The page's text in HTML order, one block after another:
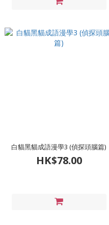
白貓黑貓成語漫學3 (偵探頭腦篇)
HK$78.00